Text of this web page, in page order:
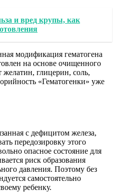
и вред крупы, как
модификация гематогена
на основе очищенного
желатин, глицерин, соль,
«Гематогенки» уже
с дефицитом железа,
передозировку этого
опасное состояние для
риск образования
давления. Поэтому без
самостоятельно
ребенку.